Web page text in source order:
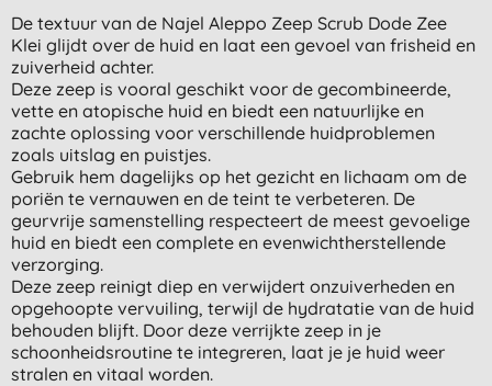
De textuur van de Najel Aleppo Zeep Scrub Dode Zee
Klei glijdt over de huid en laat een gevoel van frisheid en
zuiverheid achter.
Deze zeep is vooral geschikt voor de gecombineerde,
vette en atopische huid en biedt een natuurlijke en
zachte oplossing voor verschillende huidproblemen
zoals uitslag en puistjes.
Gebruik hem dagelijks op het gezicht en lichaam om de
poriën te vernauwen en de teint te verbeteren. De
geurvrije samenstelling respecteert de meest gevoelige
huid en biedt een complete en evenwichtherstellende
verzorging.
Deze zeep reinigt diep en verwijdert onzuiverheden en
opgehoopte vervuiling, terwijl de hydratatie van de huid
behouden blijft. Door deze verrijkte zeep in je
schoonheidsroutine te integreren, laat je je huid weer
stralen en vitaal worden.